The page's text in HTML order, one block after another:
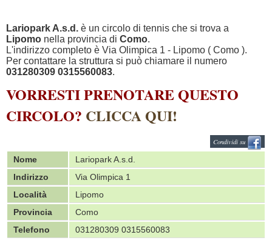
Lariopark A.s.d. è un circolo di tennis che si trova a
Lipomo nella provincia di Como.
L'indirizzo completo è Via Olimpica 1 - Lipomo ( Como ).
Per contattare la struttura si può chiamare il numero
031280309 0315560083.
VORRESTI PRENOTARE QUESTO
CIRCOLO? CLICCA QUI!
Condividi su
Nome
Lariopark A.s.d.
Indirizzo
Via Olimpica 1
Località
Lipomo
Provincia
Como
Telefono
031280309 0315560083